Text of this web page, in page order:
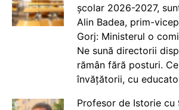
școlar 2026-2027,
Alin Badea, prim-
Gorj: Ministerul o
Ne sună directorii
rămân fără posturi.
învățătorii, cu
Profesor de Istorie cu